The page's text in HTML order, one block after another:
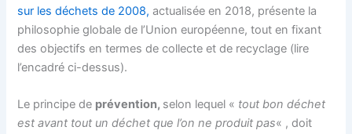
sur les déchets de 2008, actualisée en 2018, présente la
philosophie globale de l’Union européenne, tout en fixant
des objectifs en termes de collecte et de recyclage (lire
l’encadré ci-dessus).
Le principe de prévention, selon lequel « tout bon déchet
est avant tout un déchet que l’on ne produit pas« , doit